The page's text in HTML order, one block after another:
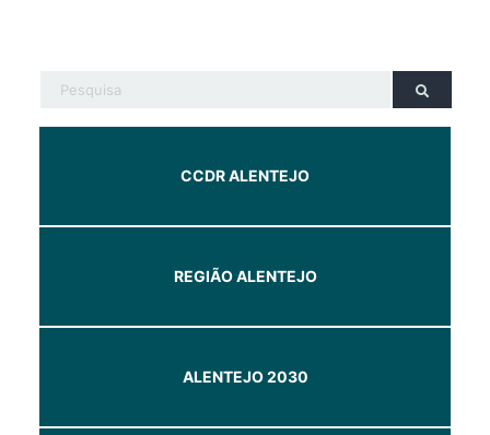
CCDR ALENTEJO
REGIÃO ALENTEJO
ALENTEJO 2030